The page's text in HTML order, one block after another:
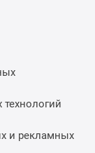
и рекламных